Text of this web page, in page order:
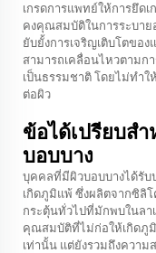
เกรดการแพทย์ให้การยึด
คงคุณสมบัติในการระบา
ยับยั้งการเจริญเติบโตขอ
สามารถเคลื่อนไหวตาม
เป็นธรรมชาติ โดยไม่ทำ
ต่อผิว
ข้อได้เปรียบส
บอบบาง
บุคคลที่มีผิวบอบบางได้รับ
เกิดภูมิแพ้ ซึ่งผลิตจากซิลิ
กระตุ้นทั่วไปที่มักพบในลา
คุณสมบัติที่ไม่ก่อให้เกิดภู
เท่านั้น แต่ยังรวมถึงควา